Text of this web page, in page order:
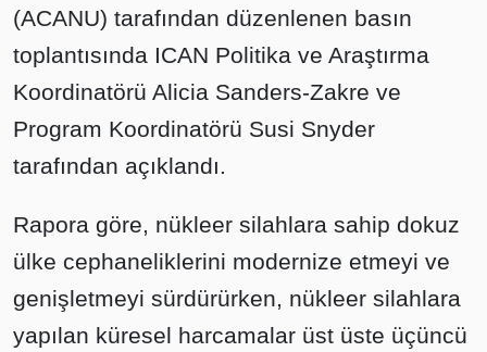
(ACANU) tarafından düzenlenen basın
toplantısında ICAN Politika ve Araştırma
Koordinatörü Alicia Sanders-Zakre ve
Program Koordinatörü Susi Snyder
tarafından açıklandı.
Rapora göre, nükleer silahlara sahip dokuz
ülke cephaneliklerini modernize etmeyi ve
genişletmeyi sürdürürken, nükleer silahlara
yapılan küresel harcamalar üst üste üçüncü